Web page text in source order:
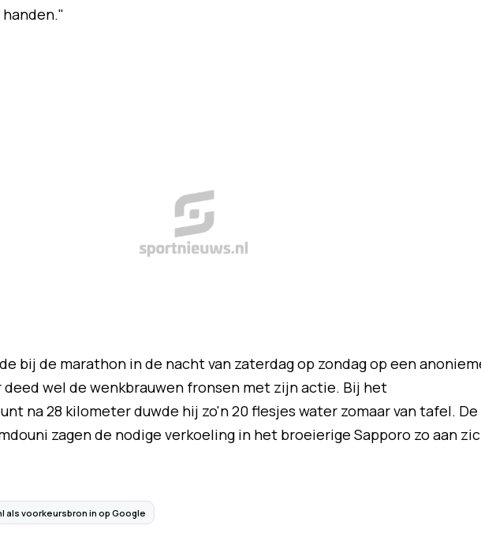
handen."
bij de marathon in de nacht van zaterdag op zondag op een
deed wel de wenkbrauwen fronsen met zijn actie. Bij het
na 28 kilometer duwde hij zo'n 20 flesjes water zomaar van tafel. De
zagen de nodige verkoeling in het broeierige Sapporo zo aan
als voorkeursbron in op Google